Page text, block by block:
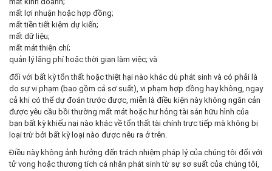
mất lợi nhuận hoặc hợp đồng;
mất tiền tiết kiệm dự kiến;
mất dữ liệu;
mất mát thiện chí;
quản lý lãng phí hoặc thời gian làm việc; và
đối với bất kỳ tổn thất hoặc thiệt hại nào khác dù phát sinh và có phải là
do sự vi phạm (bao gồm cả sơ suất), vi phạm hợp đồng hay không, ngay
cả khi có thể dự đoán trước được, miễn là điều kiện này không ngăn cản
được yêu cầu bồi thường mất mát hoặc hư hỏng tài sản hữu hình của
bạn bất kỳ khiếu nại nào khác về tổn thất tài chính trực tiếp mà không bị
loại trừ bởi bất kỳ loại nào được nêu ra ở trên.
Điều này không ảnh hưởng đến trách nhiệm pháp lý của chúng tôi đối với
tử vong hoặc thương tích cá nhân phát sinh từ sự sơ suất của chúng tôi,